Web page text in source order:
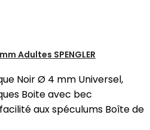
Adultes SPENGLER
Noir Ø 4 mm Universel,
Boite avec bec
aux spéculums Boîte de